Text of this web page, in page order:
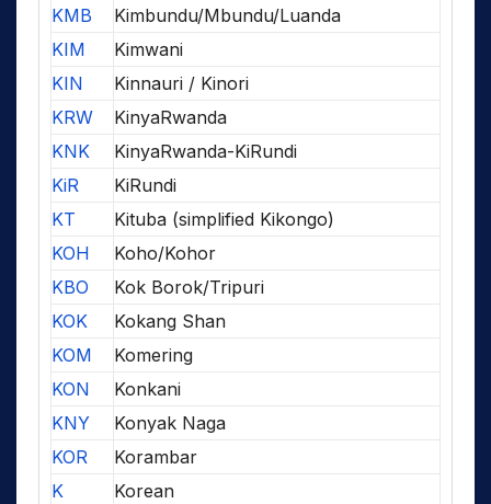
KMB
Kimbundu/Mbundu/Luanda
KIM
Kimwani
KIN
Kinnauri / Kinori
KRW
KinyaRwanda
KNK
KinyaRwanda-KiRundi
KiR
KiRundi
KT
Kituba (simplified Kikongo)
KOH
Koho/Kohor
KBO
Kok Borok/Tripuri
KOK
Kokang Shan
KOM
Komering
KON
Konkani
KNY
Konyak Naga
KOR
Korambar
K
Korean